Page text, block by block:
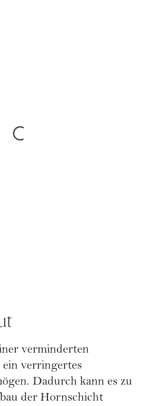
verminderten
verringertes
Dadurch kann es zu
der Hornschicht